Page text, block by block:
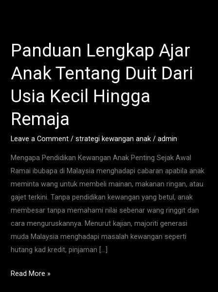
Panduan Lengkap Ajar
Anak Tentang Duit Dari
Usia Kecil Hingga
Remaja
Leave a Comment /strategi kewangan anak /admin
Mengapa Pendidikan Kewangan Anak Penting Sejak Awal
Ramai ibubapa di Malaysia menghadapi cabaran apabila anak
meminta wang untuk membeli mainan, makanan ringan, atau
gajet terkini. Tanpa pendidikan kewangan yang betul, anak
membesar tanpa memahami nilai sebenar wang ringgit dan
cara menguruskannya. Menurut kajian, majoriti generasi
muda Malaysia menghadapi masalah kewangan seperti
hutang kad kredit, pinjaman […]
Panduan
Lengkap
Ajar
Tentang
Duit
Dari
Usia
Hingga
Remaja
Read More »